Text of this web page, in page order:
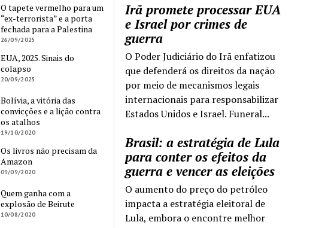
Irã promete processar EUA
e Israel por crimes de
guerra
O Poder Judiciário do Irã enfatizou
que defenderá os direitos da nação
por meio de mecanismos legais
internacionais para responsabilizar
Estados Unidos e Israel. Funeral...
Brasil: a estratégia de Lula
para conter os efeitos da
guerra e vencer as eleições
O aumento do preço do petróleo
impacta a estratégia eleitoral de
Lula, embora o encontre melhor
O tapete vermelho para um
“ex-terrorista” e a porta
fechada para a Palestina
26/09/2025
EUA, 2025. Sinais do
colapso
20/09/2025
Bolívia, a vitória das
convicções e a lição contra
os atalhos
19/10/2020
Os livros não precisam da
Amazon
09/09/2020
Quem ganha com a
explosão de Beirute
10/08/2020